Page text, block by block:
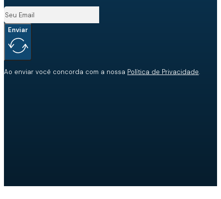
Enviar
Ao enviar você concorda com a nossa Política de Privacidade.